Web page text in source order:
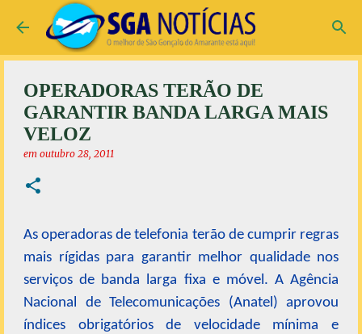
Pular para o conteúdo principal
OPERADORAS TERÃO DE
GARANTIR BANDA LARGA MAIS
VELOZ
em outubro 28, 2011
As operadoras de telefonia terão de cumprir regras
mais rígidas para garantir melhor qualidade nos
serviços de banda larga fixa e móvel. A Agência
Nacional de Telecomunicações (Anatel) aprovou
índices obrigatórios de velocidade mínima e